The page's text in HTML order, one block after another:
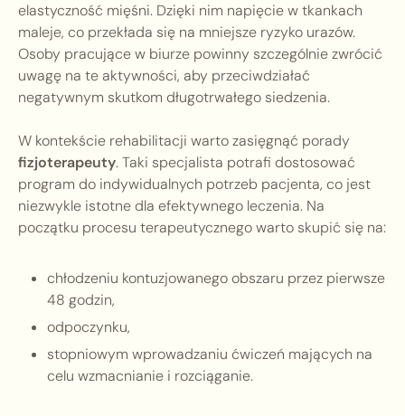
elastyczność mięśni. Dzięki nim napięcie w tkankach
maleje, co przekłada się na mniejsze ryzyko urazów.
Osoby pracujące w biurze powinny szczególnie zwrócić
uwagę na te aktywności, aby przeciwdziałać
negatywnym skutkom długotrwałego siedzenia.
W kontekście rehabilitacji warto zasięgnąć porady
fizjoterapeuty. Taki specjalista potrafi dostosować
program do indywidualnych potrzeb pacjenta, co jest
niezwykle istotne dla efektywnego leczenia. Na
początku procesu terapeutycznego warto skupić się na:
chłodzeniu kontuzjowanego obszaru przez pierwsze
48 godzin,
odpoczynku,
stopniowym wprowadzaniu ćwiczeń mających na
celu wzmacnianie i rozciąganie.